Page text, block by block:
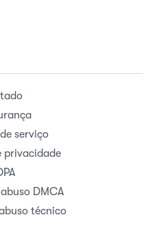
serviço
privacidade
DMCA
técnico